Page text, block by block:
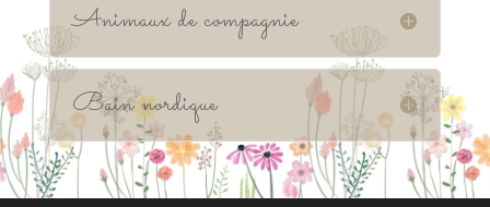
Animaux de compagnie
Bain nordique